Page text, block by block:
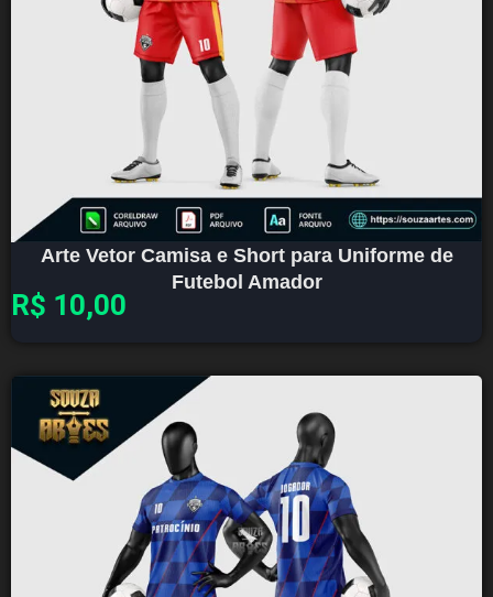
Arte Vetor Camisa e Short para Uniforme de
Futebol Amador
R$ 10,00